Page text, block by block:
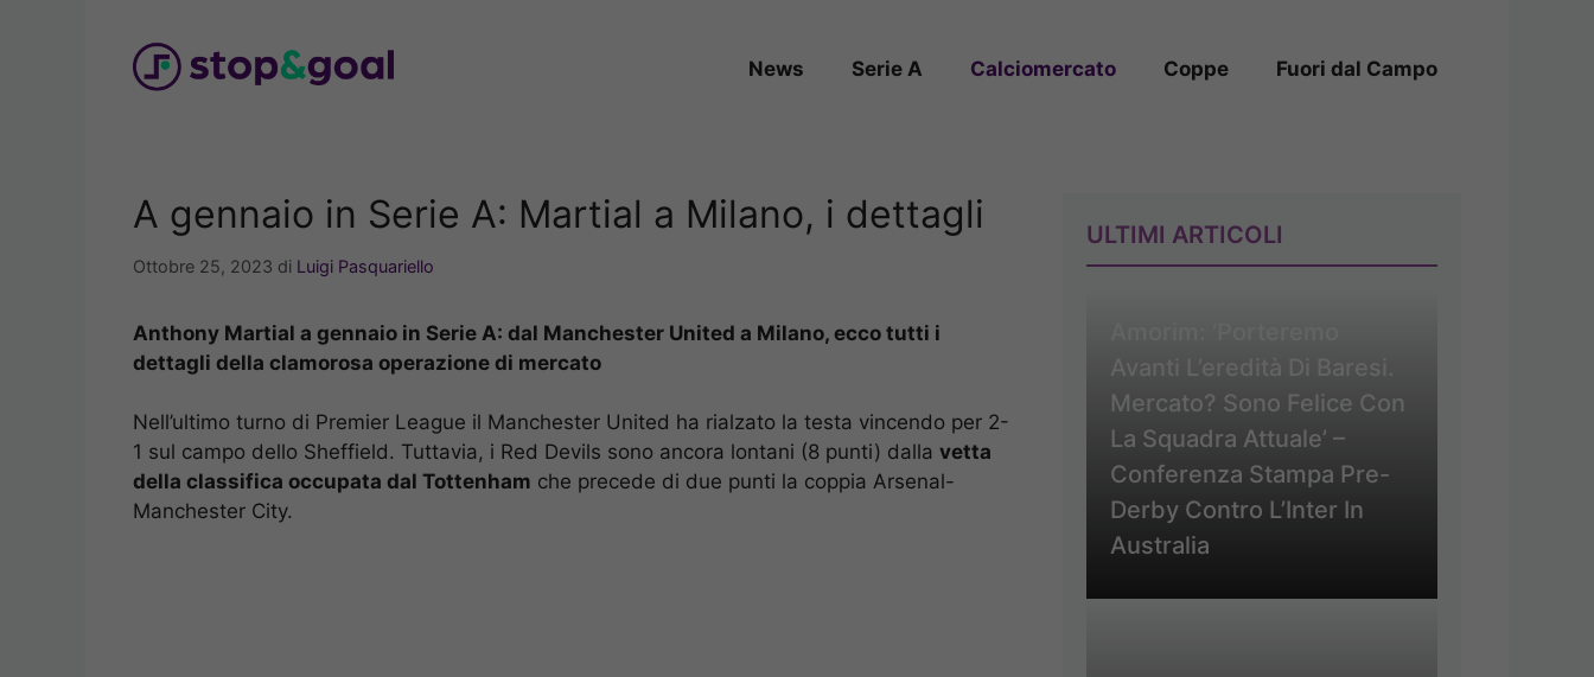
News Serie A Calciomercato Coppe Fuori dal Campo
A gennaio in Serie A: Martial a Milano, i dettagli
Ottobre 25, 2023 di Luigi Pasquariello
Anthony Martial a gennaio in Serie A: dal Manchester United a Milano, ecco tutti i
dettagli della clamorosa operazione di mercato
Nell’ultimo turno di Premier League il Manchester United ha rialzato la testa vincendo per 2-
1 sul campo dello Sheffield. Tuttavia, i Red Devils sono ancora lontani (8 punti) dalla vetta
della classifica occupata dal Tottenham che precede di due punti la coppia Arsenal-
Manchester City.
ULTIMI ARTICOLI
Avanti L’eredità Di Baresi.
Mercato? Sono Felice Con
La Squadra Attuale’ –
Conferenza Stampa Pre-
Derby Contro L’Inter In
Australia